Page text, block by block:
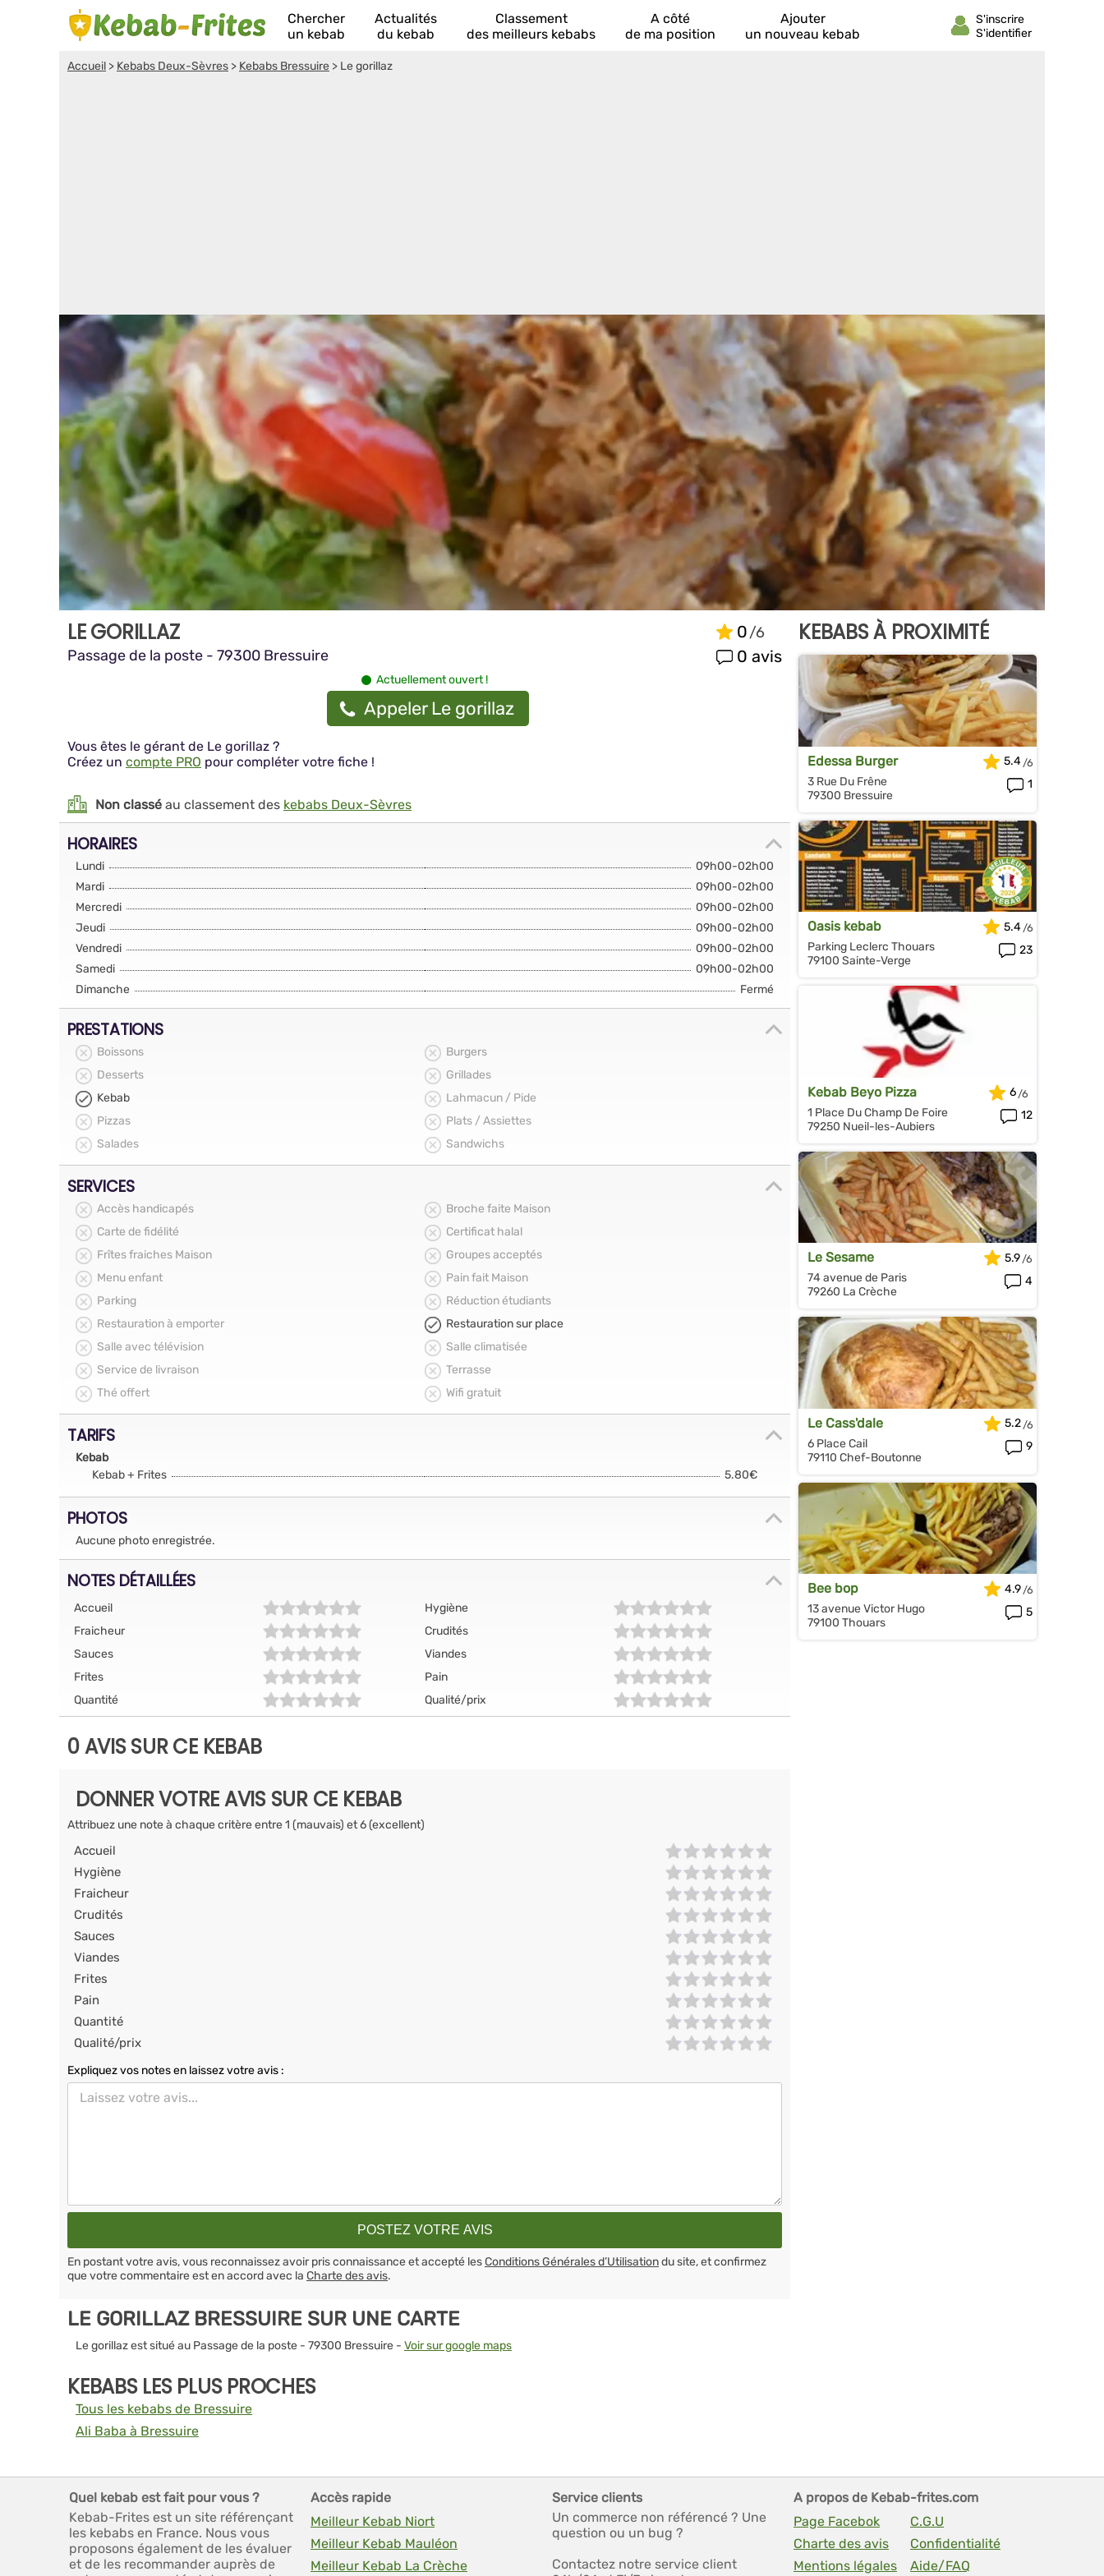
Chercher
un kebab
Actualités
du kebab
Classement
des meilleurs kebabs
A côté
de ma position
Ajouter
un nouveau kebab
Accueil > Kebabs Deux-Sèvres > Kebabs Bressuire > Le gorillaz
LE GORILLAZ
Passage de la poste - 79300 Bressuire
0
0 avis
Actuellement ouvert !
Appeler Le gorillaz
Vous êtes le gérant de Le gorillaz ?
Créez un compte PRO pour compléter votre fiche !
Non classé au classement des kebabs Deux-Sèvres
HORAIRES
Lundi
09h00-02h00
Mardi
09h00-02h00
Mercredi
09h00-02h00
Jeudi
09h00-02h00
Vendredi
09h00-02h00
Samedi
09h00-02h00
Dimanche
Fermé
PRESTATIONS
Boissons
Burgers
Desserts
Grillades
Kebab
Lahmacun / Pide
Pizzas
Plats / Assiettes
Salades
Sandwichs
SERVICES
Accès handicapés
Broche faite Maison
Carte de fidélité
Certificat halal
Frîtes fraiches Maison
Groupes acceptés
Menu enfant
Pain fait Maison
Parking
Réduction étudiants
Restauration à emporter
Restauration sur place
Salle avec télévision
Salle climatisée
Service de livraison
Terrasse
Thé offert
Wifi gratuit
TARIFS
Kebab
Kebab + Frites
5.80€
PHOTOS
Aucune photo enregistrée.
NOTES DÉTAILLÉES
Accueil
Hygiène
Fraicheur
Crudités
Sauces
Viandes
Frites
Pain
Quantité
Qualité/prix
0 AVIS SUR CE KEBAB
DONNER VOTRE AVIS SUR CE KEBAB
Attribuez une note à chaque critère entre 1 (mauvais) et 6 (excellent)
Accueil
Hygiène
Fraicheur
Crudités
Sauces
Viandes
Frites
Pain
Quantité
Qualité/prix
Expliquez vos notes en laissez votre avis :
En postant votre avis, vous reconnaissez avoir pris connaissance et accepté lesConditions Générales d’Utilisationdu site, et confirmez
que votre commentaire est en accord avec la Charte des avis.
LE GORILLAZ BRESSUIRE SUR UNE CARTE
Le gorillaz est situé au Passage de la poste - 79300 Bressuire - Voir sur google maps
KEBABS LES PLUS PROCHES
Tous les kebabs de Bressuire
Ali Baba à Bressuire
KEBABS À PROXIMITÉ
Edessa Burger
3 Rue Du Frêne
79300 Bressuire
5.4
1
Oasis kebab
Parking Leclerc Thouars
79100 Sainte-Verge
5.4
23
Kebab Beyo Pizza
1 Place Du Champ De Foire
79250 Nueil-les-Aubiers
6
12
Le Sesame
74 avenue de Paris
79260 La Crèche
5.9
4
Le Cass'dale
6 Place Cail
79110 Chef-Boutonne
5.2
9
Bee bop
13 avenue Victor Hugo
79100 Thouars
4.9
5
Quel kebab est fait pour vous ?
Kebab-Frites est un site référençant
les kebabs en France. Nous vous
proposons également de les évaluer
et de les recommander auprès de
Accès rapide
Meilleur Kebab Niort
Meilleur Kebab Mauléon
Meilleur Kebab La Crèche
Service clients
Un commerce non référencé ? Une
question ou un bug ?
Contactez notre service client
A propos de Kebab-frites.com
Page Facebok
C.G.U
Charte des avis
Confidentialité
Mentions légales
Aide/FAQ